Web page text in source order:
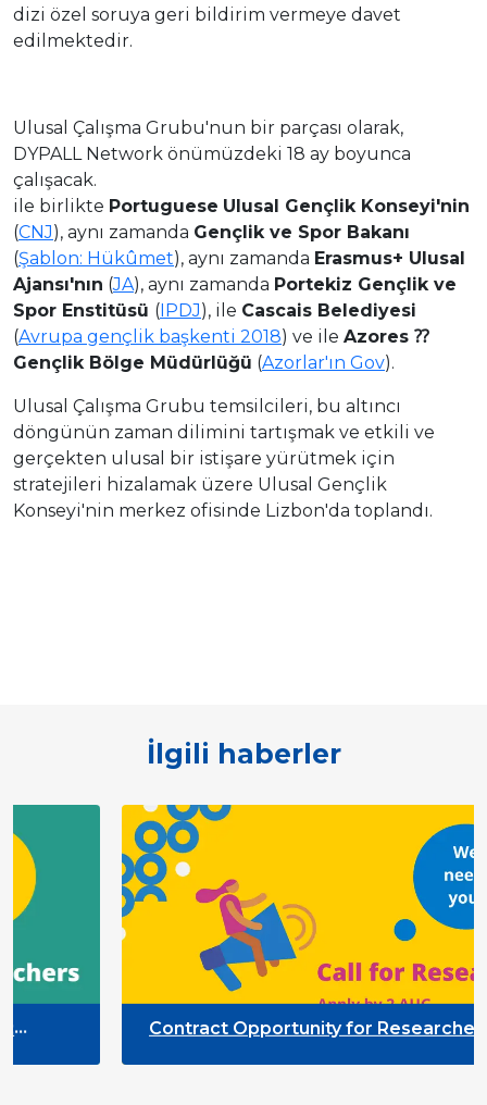
dizi özel soruya geri bildirim vermeye davet
edilmektedir.
Ulusal Çalışma Grubu'nun bir parçası olarak,
DYPALL Network önümüzdeki 18 ay boyunca
çalışacak.
ile birlikte Portuguese Ulusal Gençlik Konseyi'nin
(CNJ), aynı zamanda Gençlik ve Spor Bakanı
(Şablon: Hükûmet), aynı zamanda Erasmus+ Ulusal
Ajansı'nın (JA), aynı zamanda Portekiz Gençlik ve
Spor Enstitüsü (IPDJ), ile Cascais Belediyesi
(Avrupa gençlik başkenti 2018) ve ile Azores ⁇
Gençlik Bölge Müdürlüğü (Azorlar'ın Gov).
Ulusal Çalışma Grubu temsilcileri, bu altıncı
döngünün zaman dilimini tartışmak ve etkili ve
gerçekten ulusal bir istişare yürütmek için
stratejileri hizalamak üzere Ulusal Gençlik
Konseyi'nin merkez ofisinde Lizbon'da toplandı.
İlgili haberler
Contract Opportunity for Researchers: